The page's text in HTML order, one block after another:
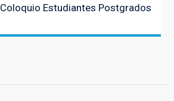
siguiente:
Coloquio Estudiantes Postgrados